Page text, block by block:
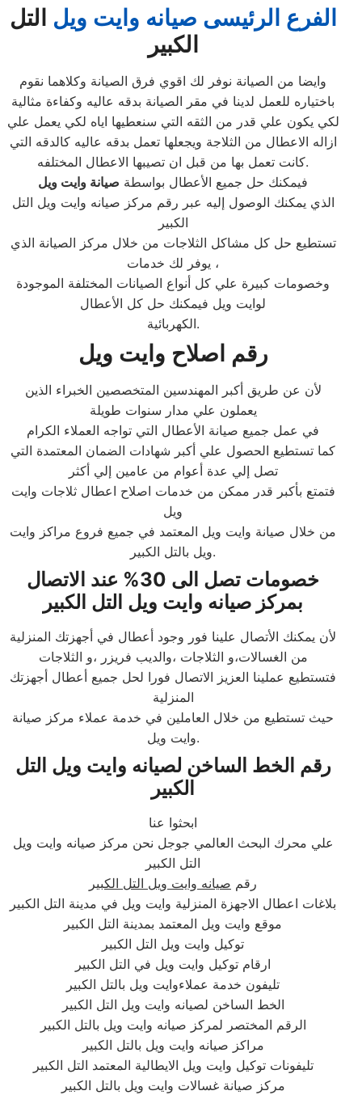
الفرع الرئيسى صيانه وايت ويل التل
الكبير
وايضا من الصيانة نوفر لك اقوي فرق الصيانة وكلاهما نقوم
باختياره للعمل لدينا في مقر الصيانة بدقه عاليه وكفاءة مثالية
لكي يكون علي قدر من الثقه التي سنعطيها اياه لكي يعمل علي
ازاله الاعطال من الثلاجة ويجعلها تعمل بدقه عاليه كالدقه التي
كانت تعمل بها من قبل ان تصيبها الاعطال المختلفه.
فيمكنك حل جميع الأعطال بواسطة صيانة وايت ويل
الذي يمكنك الوصول إليه عبر رقم مركز صيانه وايت ويل التل
الكبير
تستطيع حل كل مشاكل الثلاجات من خلال مركز الصيانة الذي
يوفر لك خدمات ،
وخصومات كبيرة علي كل أنواع الصيانات المختلفة الموجودة
لوايت ويل فيمكنك حل كل الأعطال
الكهربائية.
رقم اصلاح وايت ويل
لأن عن طريق أكبر المهندسين المتخصصين الخبراء الذين
يعملون علي مدار سنوات طويلة
في عمل جميع صيانة الأعطال التي تواجه العملاء الكرام
كما تستطيع الحصول علي أكبر شهادات الضمان المعتمدة التي
تصل إلي عدة أعوام من عامين إلي أكثر
فتمتع بأكبر قدر ممكن من خدمات اصلاح اعطال ثلاجات وايت
ويل
من خلال صيانة وايت ويل المعتمد في جميع فروع مراكز وايت
ويل بالتل الكبير.
خصومات تصل الى 30% عند الاتصال
بمركز صيانه وايت ويل التل الكبير
لأن يمكنك الأتصال علينا فور وجود أعطال في أجهزتك المنزلية
من الغسالات،و الثلاجات ،والديب فريزر ،و الثلاجات
فتستطيع عملينا العزيز الاتصال فورا لحل جميع أعطال أجهزتك
المنزلية
حيث تستطيع من خلال العاملين في خدمة عملاء مركز صيانة
وايت ويل.
رقم الخط الساخن لصيانه وايت ويل التل
الكبير
ابحثوا عنا
علي محرك البحث العالمي جوجل نحن مركز صيانه وايت ويل
التل الكبير
رقم صيانه وايت ويل التل الكبير
بلاغات اعطال الاجهزة المنزلية وايت ويل في مدينة التل الكبير
موقع وايت ويل المعتمد بمدينة التل الكبير
توكيل وايت ويل التل الكبير
ارقام توكيل وايت ويل في التل الكبير
تليفون خدمة عملاءوايت ويل بالتل الكبير
الخط الساخن لصيانه وايت ويل التل الكبير
الرقم المختصر لمركز صيانه وايت ويل بالتل الكبير
مراكز صيانه وايت ويل بالتل الكبير
تليفونات توكيل وايت ويل الايطالية المعتمد التل الكبير
مركز صيانة غسالات وايت ويل بالتل الكبير